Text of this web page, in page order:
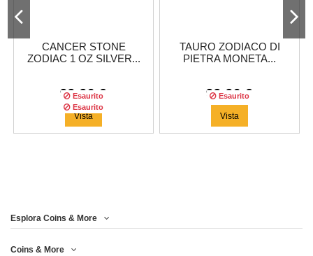
CANCER STONE
ZODIAC 1 OZ SILVER...
99,96 €
Esaurito
Vista
TAURO ZODIACO DI
PIETRA MONETA...
99,96 €
Esaurito
Vista
Tiratura:
Esaurito
Esplora Coins & More
Coins & More